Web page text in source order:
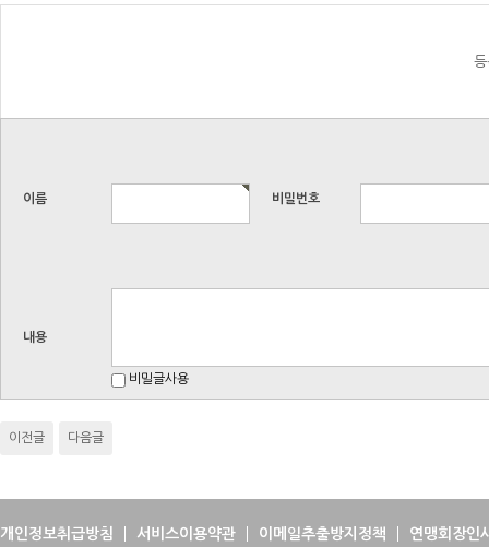
이름 비밀번호
내용
비밀글사용
이전글 다음글
개인정보취급방침 서비스이용약관 이메일추출방지정책 연맹회장인